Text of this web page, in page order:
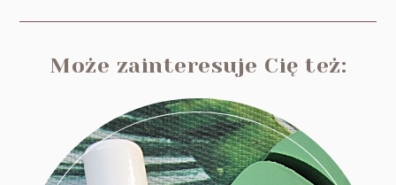
Może zainteresuje Cię też: